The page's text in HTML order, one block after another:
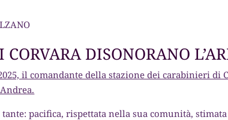
DISONORANO
il comandante della stazione dei carabinieri di
pacifica, rispettata nella sua comunità,